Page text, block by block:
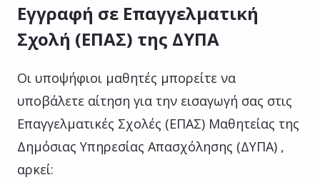
Εγγραφή σε Επαγγελματική
Σχολή (ΕΠΑΣ) της ΔΥΠΑ
Οι υποψήφιοι μαθητές μπορείτε να
υποβάλετε αίτηση για την εισαγωγή σας στις
Επαγγελματικές Σχολές (ΕΠΑΣ) Μαθητείας της
Δημόσιας Υπηρεσίας Απασχόλησης (ΔΥΠΑ) ,
αρκεί: